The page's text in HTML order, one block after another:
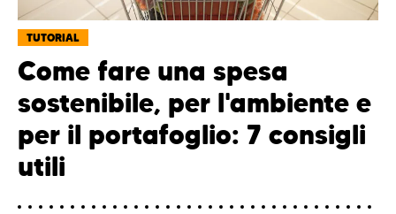
TUTORIAL
Come fare una spesa
sostenibile, per l'ambiente e
per il portafoglio: 7 consigli
utili